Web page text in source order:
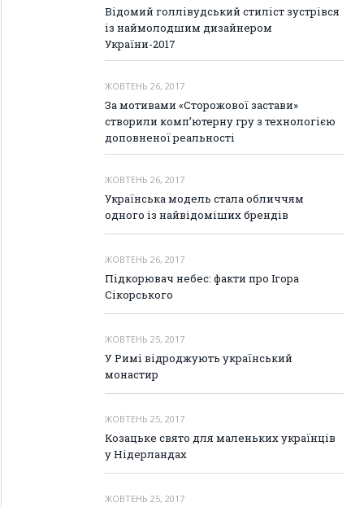
Відомий голлівудський стиліст зустрівся
із наймолодшим дизайнером
України-2017
ЖОВТЕНЬ 26, 2017
За мотивами «Сторожової застави»
створили комп’ютерну гру з технологією
доповненої реальності
ЖОВТЕНЬ 26, 2017
Українська модель стала обличчям
одного із найвідоміших брендів
ЖОВТЕНЬ 26, 2017
Підкорювач небес: факти про Ігора
Сікорського
ЖОВТЕНЬ 25, 2017
У Римі відроджують український
монастир
ЖОВТЕНЬ 25, 2017
Козацьке свято для маленьких українців
у Нідерландах
ЖОВТЕНЬ 25, 2017